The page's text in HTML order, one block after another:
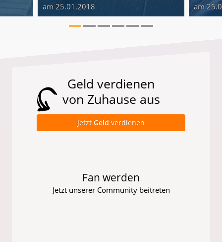
am 25.01.2018 am
Geld verdienen
von Zuhause aus
Jetzt Geld verdienen
Fan werden
Jetzt unserer Community beitreten